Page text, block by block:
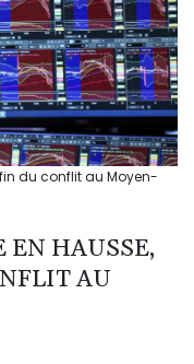
du conflit au Moyen-
EN HAUSSE,
AU